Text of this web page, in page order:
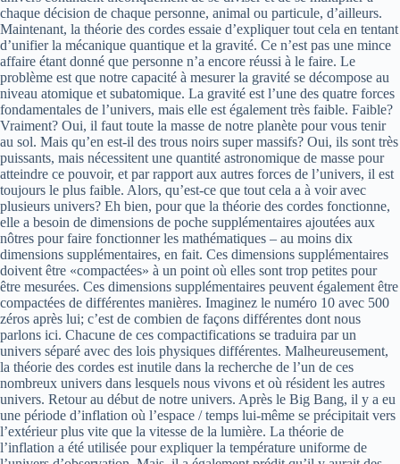
chaque décision de chaque personne, animal ou particule, d’ailleurs.
Maintenant, la théorie des cordes essaie d’expliquer tout cela en tentant
d’unifier la mécanique quantique et la gravité. Ce n’est pas une mince
affaire étant donné que personne n’a encore réussi à le faire. Le
problème est que notre capacité à mesurer la gravité se décompose au
niveau atomique et subatomique. La gravité est l’une des quatre forces
fondamentales de l’univers, mais elle est également très faible. Faible?
Vraiment? Oui, il faut toute la masse de notre planète pour vous tenir
au sol. Mais qu’en est-il des trous noirs super massifs? Oui, ils sont très
puissants, mais nécessitent une quantité astronomique de masse pour
atteindre ce pouvoir, et par rapport aux autres forces de l’univers, il est
toujours le plus faible. Alors, qu’est-ce que tout cela a à voir avec
plusieurs univers? Eh bien, pour que la théorie des cordes fonctionne,
elle a besoin de dimensions de poche supplémentaires ajoutées aux
nôtres pour faire fonctionner les mathématiques – au moins dix
dimensions supplémentaires, en fait. Ces dimensions supplémentaires
doivent être «compactées» à un point où elles sont trop petites pour
être mesurées. Ces dimensions supplémentaires peuvent également être
compactées de différentes manières. Imaginez le numéro 10 avec 500
zéros après lui; c’est de combien de façons différentes dont nous
parlons ici. Chacune de ces compactifications se traduira par un
univers séparé avec des lois physiques différentes. Malheureusement,
la théorie des cordes est inutile dans la recherche de l’un de ces
nombreux univers dans lesquels nous vivons et où résident les autres
univers. Retour au début de notre univers. Après le Big Bang, il y a eu
une période d’inflation où l’espace / temps lui-même se précipitait vers
l’extérieur plus vite que la vitesse de la lumière. La théorie de
l’inflation a été utilisée pour expliquer la température uniforme de